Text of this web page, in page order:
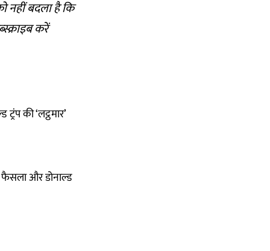
नहीं बदला है कि
करें
की ‘लट्ठमार’
और डोनाल्ड